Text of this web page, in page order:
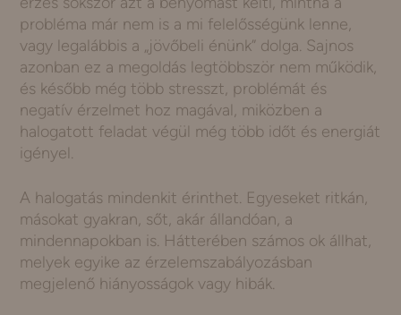
probléma már nem is a mi felelősségünk lenne,
vagy legalábbis a „jövőbeli énünk” dolga. Sajnos
azonban ez a megoldás legtöbbször nem működik,
és később még több stresszt, problémát és
negatív érzelmet hoz magával, miközben a
halogatott feladat végül még több időt és energiát
igényel.
A halogatás mindenkit érinthet. Egyeseket ritkán,
másokat gyakran, sőt, akár állandóan, a
mindennapokban is. Hátterében számos ok állhat,
melyek egyike az érzelemszabályozásban
megjelenő hiányosságok vagy hibák.